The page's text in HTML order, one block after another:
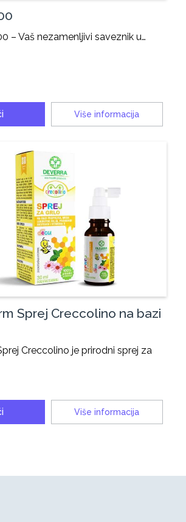
– Vaš nezamenljivi saveznik u…
Više informacija
Sprej Creccolino na bazi
Creccolino je prirodni sprej za
Više informacija